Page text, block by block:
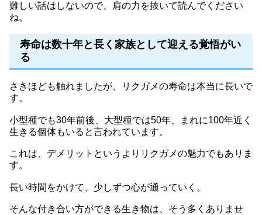
難しい話はしないので、肩の力を抜いて読んでください
ね。
寿命は数十年と長く家族として迎える覚悟がい
る
さきほども触れましたが、リクガメの寿命は本当に長いで
す。
小型種でも30年前後、大型種では50年、まれに100年近く
生きる個体もいると言われています。
これは、デメリットというよりリクガメの魅力でもありま
す。
長い時間をかけて、少しずつ心が通っていく。
そんな付き合い方ができる生き物は、そう多くありませ